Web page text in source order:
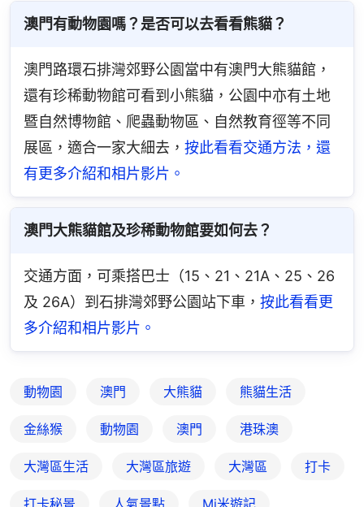
澳門有動物園嗎？是否可以去看看熊貓？
澳門路環石排灣郊野公園當中有澳門大熊貓館，
還有珍稀動物館可看到小熊貓，公園中亦有土地
暨自然博物館、爬蟲動物區、自然教育徑等不同
展區，適合一家大細去， 按此看看交通方法，還
有更多介紹和相片影片。
澳門大熊貓館及珍稀動物館要如何去？
交通方面，可乘搭巴士（15、21、21A、25、26
及 26A）到石排灣郊野公園站下車， 按此看看更
多介紹和相片影片。
動物園 澳門 大熊貓 熊貓生活
金絲猴 動物園 澳門 港珠澳
大灣區生活 大灣區旅遊 大灣區 打卡